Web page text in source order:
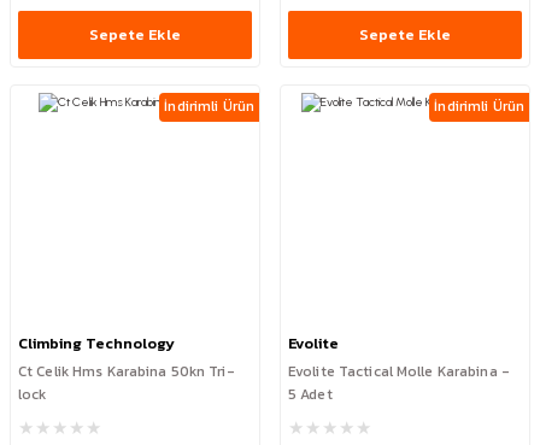
Sepete Ekle Sepete Ekle
İndirimli Ürün
Climbing Technology
Ct Celik Hms Karabina 50kn Tri-
lock
İndirimli Ürün
Evolite
Evolite Tactical Molle Karabina -
5 Adet